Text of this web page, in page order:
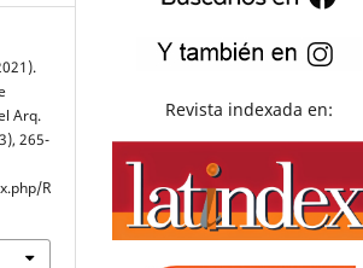
Arq.
265-
R
Revista indexada en: